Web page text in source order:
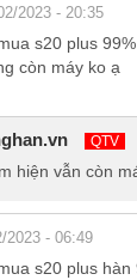
nét, màu
này còn
bạn không bị
2023 - 20:35
s20 plus
còn máy ko ạ
QTV
hiện vẫn còn
2023 - 06:49
s20 plus